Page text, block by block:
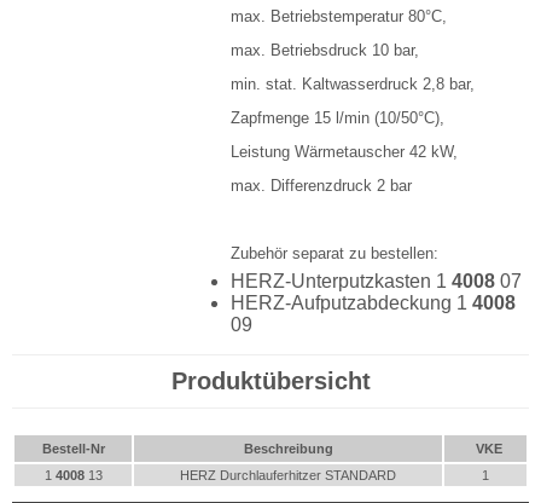
max. Betriebstemperatur 80°C,
max. Betriebsdruck 10 bar,
min. stat. Kaltwasserdruck 2,8 bar,
Zapfmenge 15 l/min (10/50°C),
Leistung Wärmetauscher 42 kW,
max. Differenzdruck 2 bar
Zubehör separat zu bestellen:
HERZ-Unterputzkasten 14008 07
HERZ-Aufputzabdeckung 14008
09
Produktübersicht
Bestell-Nr Beschreibung
VKE
1 400813 HERZ Durchlauferhitzer STANDARD 1